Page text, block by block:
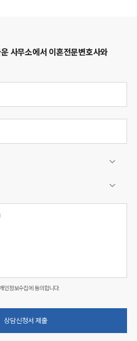
사무소에서 이혼전문변호사와
인정보수집에 동의합니다.
상담신청서 제출